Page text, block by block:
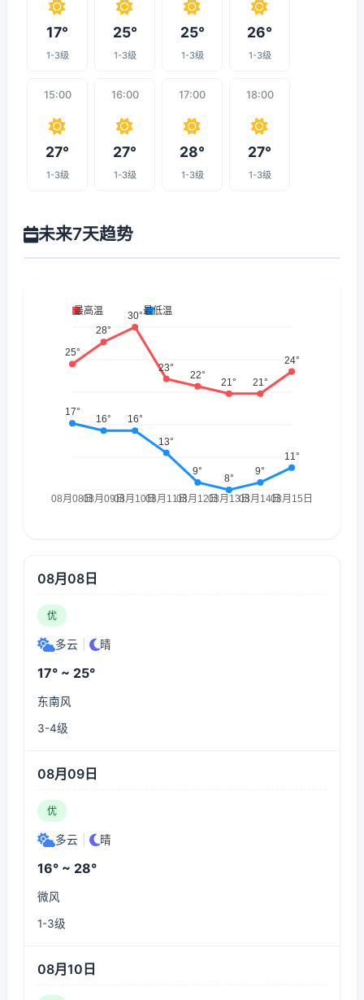
17°
1-3级
25°
1-3级
25°
1-3级
26°
1-3级
15:00
27°
1-3级
16:00
27°
1-3级
17:00
28°
1-3级
18:00
27°
1-3级
未来7天趋势
08月08日
优
多云 晴
17° ~ 25°
东南风
3-4级
08月09日
优
多云 晴
16° ~ 28°
微风
1-3级
08月10日